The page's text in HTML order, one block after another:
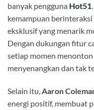
banyak pengguna Hot51
kemampuan
eksklusif yang menarik
Dengan dukungan fitur
setiap momen
menyenangkan dan tak
Selain itu, Aaron
energi positif, membuat